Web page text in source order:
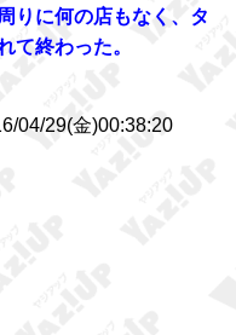
りに何の店もなく、タ
て終わった。
04/29(金)00:38:20